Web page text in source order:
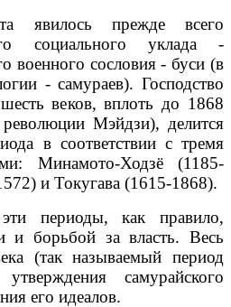
явилось прежде всего
социального уклада -
военного сословия - буси (в
- самураев). Господство
веков, вплоть до 1868
Мэйдзи), делится
в соответствии с тремя
Минамото-Ходзё (1185-
и Токугава (1615-1868).
периоды, как правило,
и борьбой за власть. Весь
(так называемый период
самурайского
его идеалов.